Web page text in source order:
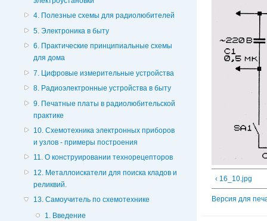
4. Полезные схемы для радиолюбителей
5. Электроника в быту
6. Практические принципиальные схемы
для дома
7. Цифровые измерительные устройства
8. Радиоэлектронные устройства в быту
9. Печатные платы в радиолюбительской
практике
10. Схемотехника электронных приборов
и узлов - примеры построения
11. О конструировании технорецепторов
12. Металлоискатели для поиска кладов и
реликвий.
13. Самоучитель по схемотехнике
1. Введение
‹ 16_10.jpg
Версия для